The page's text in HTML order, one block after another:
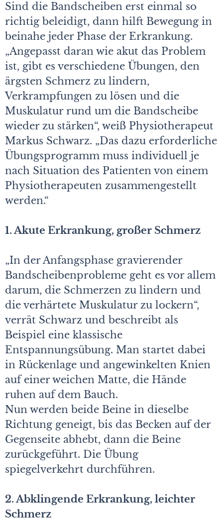
Sind die Bandscheiben erst einmal so
richtig beleidigt, dann hilft Bewegung in
beinahe jeder Phase der Erkrankung.
„Angepasst daran wie akut das Problem
ist, gibt es verschiedene Übungen, den
ärgsten Schmerz zu lindern,
Verkrampfungen zu lösen und die
Muskulatur rund um die Bandscheibe
wieder zu stärken“, weiß Physiotherapeut
Markus Schwarz. „Das dazu erforderliche
Übungsprogramm muss individuell je
nach Situation des Patienten von einem
Physiotherapeuten zusammengestellt
werden.“
1. Akute Erkrankung, großer Schmerz
„In der Anfangsphase gravierender
Bandscheibenprobleme geht es vor allem
darum, die Schmerzen zu lindern und
die verhärtete Muskulatur zu lockern“,
verrät Schwarz und beschreibt als
Beispiel eine klassische
Entspannungsübung. Man startet dabei
in Rückenlage und angewinkelten Knien
auf einer weichen Matte, die Hände
ruhen auf dem Bauch.
Nun werden beide Beine in dieselbe
Richtung geneigt, bis das Becken auf der
Gegenseite abhebt, dann die Beine
zurückgeführt. Die Übung
spiegelverkehrt durchführen.
2. Abklingende Erkrankung, leichter
Schmerz